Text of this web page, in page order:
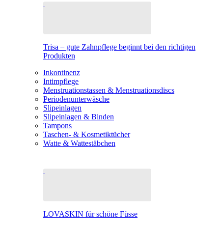
Trisa – gute Zahnpflege beginnt bei den richtigen
Produkten
Inkontinenz
Intimpflege
Menstruationstassen & Menstruationsdiscs
Periodenunterwäsche
Slipeinlagen
Slipeinlagen & Binden
Tampons
Taschen- & Kosmetiktücher
Watte & Wattestäbchen
LOVASKIN für schöne Füsse